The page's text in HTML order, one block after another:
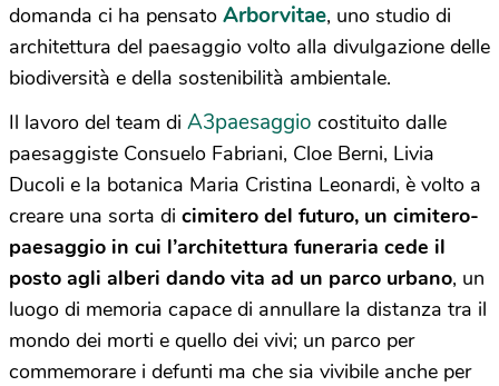
domanda ci ha pensato Arborvitae, uno studio di
architettura del paesaggio volto alla divulgazione delle
biodiversità e della sostenibilità ambientale.
Il lavoro del team di A3paesaggio costituito dalle
paesaggiste Consuelo Fabriani, Cloe Berni, Livia
Ducoli e la botanica Maria Cristina Leonardi, è volto a
creare una sorta di cimitero del futuro, un cimitero-
paesaggio in cui l’architettura funeraria cede il
posto agli alberi dando vita ad un parco urbano, un
luogo di memoria capace di annullare la distanza tra il
mondo dei morti e quello dei vivi; un parco per
commemorare i defunti ma che sia vivibile anche per